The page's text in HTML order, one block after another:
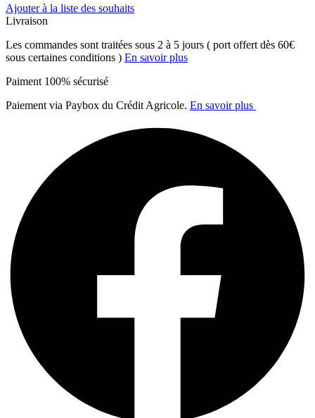
in
the
II
-
Garden
Ajouter à la liste des souhaits
Livraison
Les commandes sont traitées sous 2 à 5 jours ( port offert dès 60€
sous certaines conditions ) En savoir plus
Paiment 100% sécurisé
Paiement via Paybox du Crédit Agricole. En savoir plus